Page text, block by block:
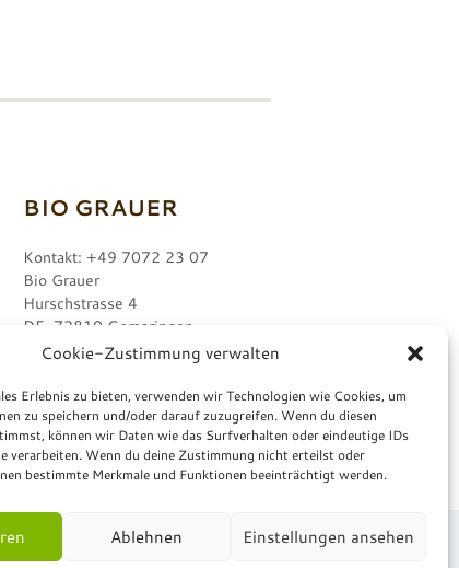
Cookie-Zustimmung verwalten
Erlebnis zu bieten, verwenden wir Technologien wie Cookies, um
zu speichern und/oder darauf zuzugreifen. Wenn du diesen
können wir Daten wie das Surfverhalten oder eindeutige IDs
verarbeiten. Wenn du deine Zustimmung nicht erteilst oder
bestimmte Merkmale und Funktionen beeinträchtigt werden.
Ablehnen Einstellungen ansehen
BIO GRAUER
Kontakt: +49 7072 23 07
Bio Grauer
Hurschstrasse 4
DE-72810 Gomaringen
.